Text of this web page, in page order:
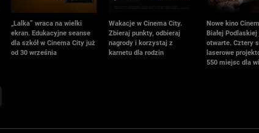
„Lalka” wraca na wielki
ekran. Edukacyjne seanse
dla szkół w Cinema City już
od 30 września
Wakacje w Cinema City.
Zbieraj punkty, odbieraj
nagrody i korzystaj z
karnetu dla rodzin
Nowe kino
Białej Podlaskiej
otwarte. Cztery
laserowe
550 miejsc dla